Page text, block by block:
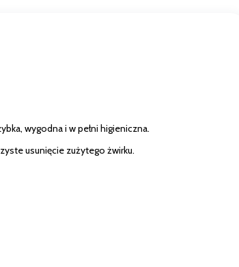
wygodna i w pełni higieniczna.
usunięcie zużytego żwirku.